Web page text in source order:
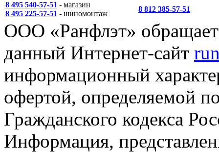
8 495 540-57-51 - магазин
8 495 225-57-51 - шиномонтаж
8 812 385-57-51
ООО «Ранфлэт»
данный Интернет-сайт
информационный
офертой, определяемой
Гражданского кодекса
Информация,